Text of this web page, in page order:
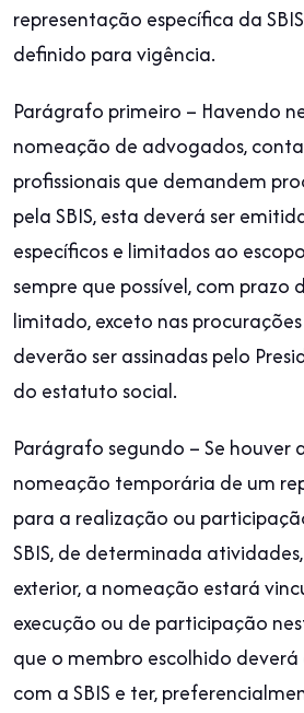
representação específica da
definido para vigência.
Parágrafo primeiro – Havendo
nomeação de advogados,
profissionais que demandem
pela SBIS, esta deverá ser
específicos e limitados ao
sempre que possível, com prazo
limitado, exceto nas
deverão ser assinadas pelo
do estatuto social.
Parágrafo segundo – Se houver
nomeação temporária de um
para a realização ou
SBIS, de determinada
exterior, a nomeação estará
execução ou de participação
que o membro escolhido
com a SBIS e ter,